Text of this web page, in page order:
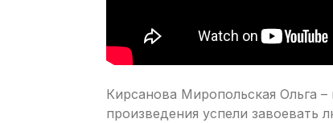
Кирсанова Миропольская Ольга –
произведения успели завоевать